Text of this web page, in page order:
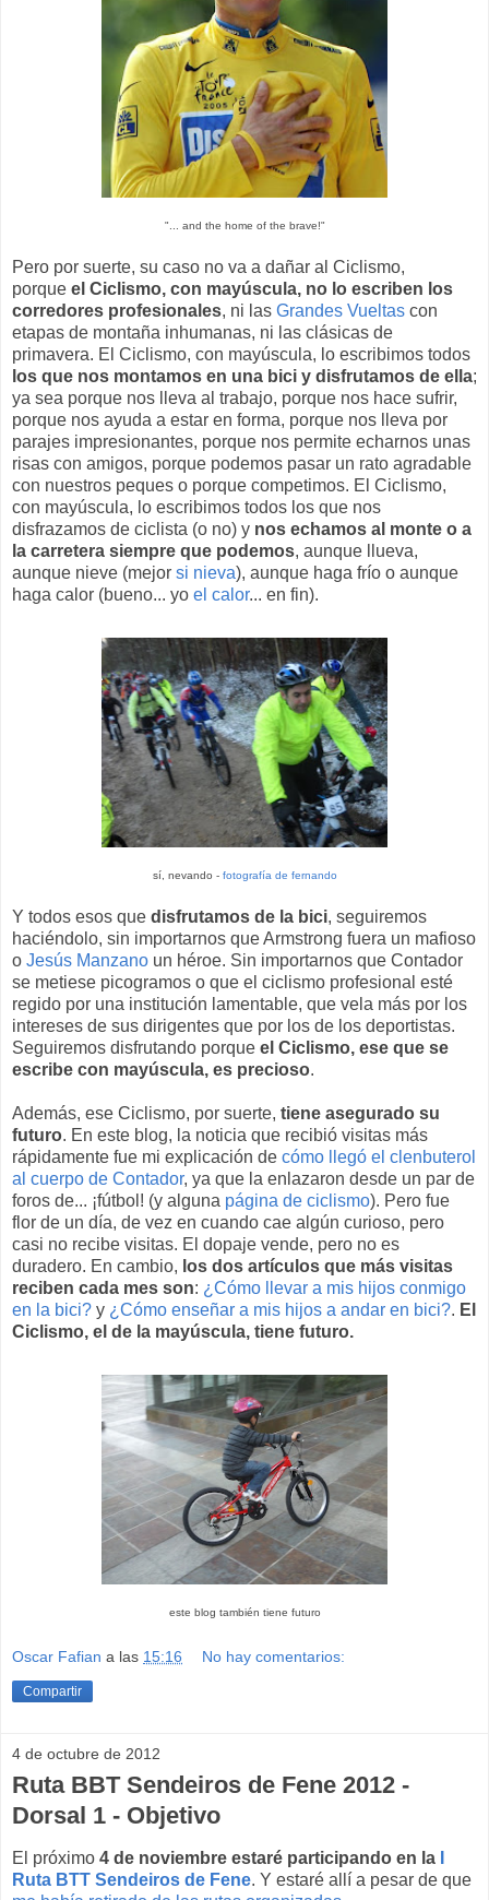
"... and the home of the brave!"
Pero por suerte, su caso no va a dañar al Ciclismo,
porque el Ciclismo, con mayúscula, no lo escriben los
corredores profesionales, ni las Grandes Vueltas con
etapas de montaña inhumanas, ni las clásicas de
primavera. El Ciclismo, con mayúscula, lo escribimos todos
los que nos montamos en una bici y disfrutamos de ella;
ya sea porque nos lleva al trabajo, porque nos hace sufrir,
porque nos ayuda a estar en forma, porque nos lleva por
parajes impresionantes, porque nos permite echarnos unas
risas con amigos, porque podemos pasar un rato agradable
con nuestros peques o porque competimos. El Ciclismo,
con mayúscula, lo escribimos todos los que nos
disfrazamos de ciclista (o no) y nos echamos al monte o a
la carretera siempre que podemos, aunque llueva,
aunque nieve (mejor si nieva), aunque haga frío o aunque
haga calor (bueno... yo el calor... en fin).
sí, nevando - fotografía de fernando
Y todos esos que disfrutamos de la bici, seguiremos
haciéndolo, sin importarnos que Armstrong fuera un mafioso
o Jesús Manzano un héroe. Sin importarnos que Contador
se metiese picogramos o que el ciclismo profesional esté
regido por una institución lamentable, que vela más por los
intereses de sus dirigentes que por los de los deportistas.
Seguiremos disfrutando porque el Ciclismo, ese que se
escribe con mayúscula, es precioso.
Además, ese Ciclismo, por suerte, tiene asegurado su
futuro. En este blog, la noticia que recibió visitas más
rápidamente fue mi explicación de cómo llegó el clenbuterol
al cuerpo de Contador, ya que la enlazaron desde un par de
foros de... ¡fútbol! (y alguna página de ciclismo). Pero fue
flor de un día, de vez en cuando cae algún curioso, pero
casi no recibe visitas. El dopaje vende, pero no es
duradero. En cambio, los dos artículos que más visitas
reciben cada mes son: ¿Cómo llevar a mis hijos conmigo
en la bici? y ¿Cómo enseñar a mis hijos a andar en bici?. El
Ciclismo, el de la mayúscula, tiene futuro.
este blog también tiene futuro
Oscar Fafian a las 15:16 No hay comentarios:
Compartir
4 de octubre de 2012
Ruta BBT Sendeiros de Fene 2012 -
Dorsal 1 - Objetivo
El próximo 4 de noviembre estaré participando en la
Ruta BTT Sendeiros de Fene. Y estaré allí a pesar de que